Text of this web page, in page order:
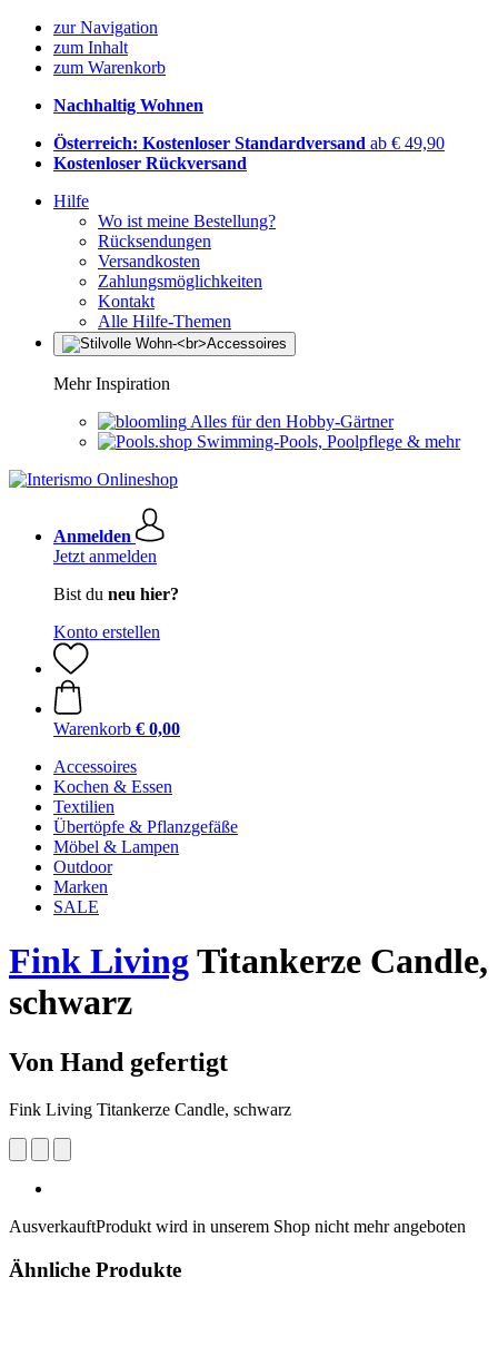
zur Navigation
zum Inhalt
zum Warenkorb
Nachhaltig Wohnen
Österreich: Kostenloser Standardversand ab € 49,90
Kostenloser Rückversand
Hilfe
Wo ist meine Bestellung?
Rücksendungen
Versandkosten
Zahlungsmöglichkeiten
Kontakt
Alle Hilfe-Themen
Mehr Inspiration
Alles für den Hobby-Gärtner
Swimming-Pools, Poolpflege & mehr
Anmelden
Jetzt anmelden
Bist du neu hier?
Konto erstellen
Warenkorb € 0,00
Accessoires
Kochen & Essen
Textilien
Übertöpfe & Pflanzgefäße
Möbel & Lampen
Outdoor
Marken
SALE
Fink LivingTitankerze Candle,
schwarz
Von Hand gefertigt
Fink Living Titankerze Candle, schwarz
AusverkauftProdukt wird in unserem Shop nicht mehr angeboten
Ähnliche Produkte